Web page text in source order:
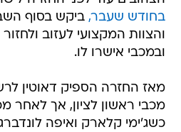
בחודש שעבר, ביקש בסוף
והצוות המקצועי לעזוב
ובמכבי אישרו לו.
מאז החזרה הספיק דאוטין
מכבי ראשון לציון, אך לאחר
כשג'ימי קלארק ואיפה